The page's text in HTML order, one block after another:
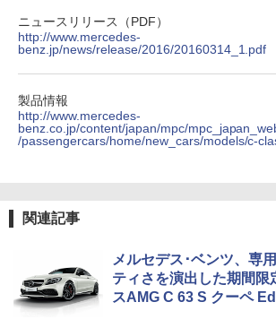
ニュースリリース（PDF）
http://www.mercedes-
benz.jp/news/release/2016/20160314_1.pdf
製品情報
http://www.mercedes-
benz.co.jp/content/japan/mpc/
/passengercars/home/new_cars/models/c-
関連記事
メルセデス･ベンツ、専
ティさを演出した期間限
スAMG C 63 S クーペ